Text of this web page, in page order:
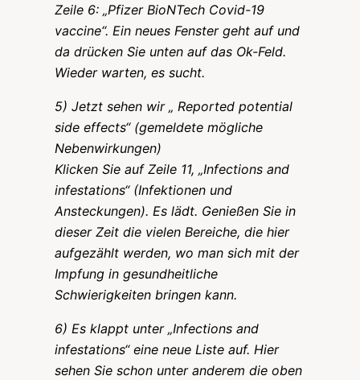
Zeile 6: „Pfizer BioNTech Covid-19
vaccine“. Ein neues Fenster geht auf und
da drücken Sie unten auf das Ok-Feld.
Wieder warten, es sucht.
5) Jetzt sehen wir „ Reported potential
side effects“ (gemeldete mögliche
Nebenwirkungen)
Klicken Sie auf Zeile 11, „Infections and
infestations“ (Infektionen und
Ansteckungen). Es lädt. Genießen Sie in
dieser Zeit die vielen Bereiche, die hier
aufgezählt werden, wo man sich mit der
Impfung in gesundheitliche
Schwierigkeiten bringen kann.
6) Es klappt unter „Infections and
infestations“ eine neue Liste auf. Hier
sehen Sie schon unter anderem die oben